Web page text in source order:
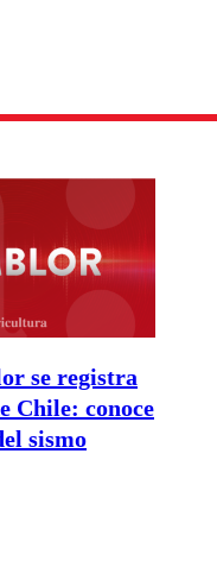
se registra
Chile: conoce
sismo